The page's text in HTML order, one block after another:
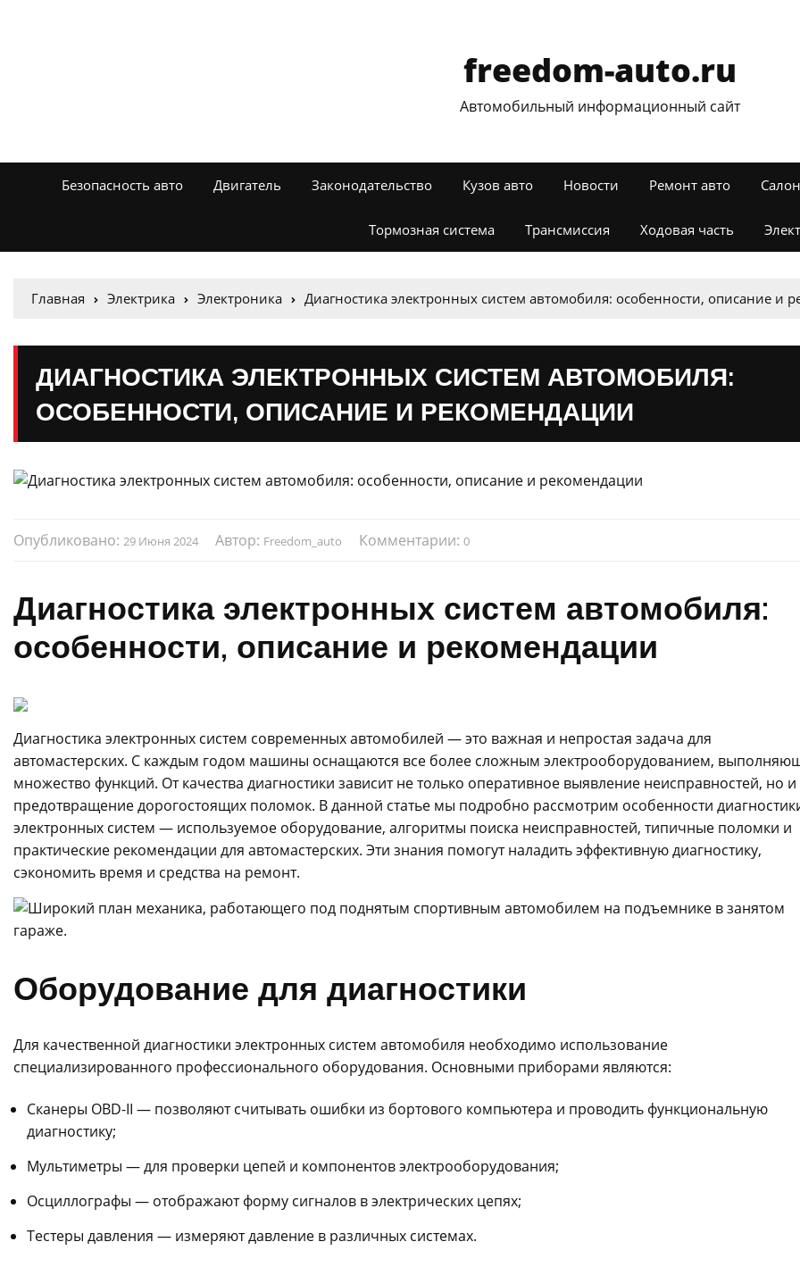
freedom-auto.ru
Автомобильный информационный сайт
Безопасность авто Двигатель Законодательство Кузов авто Новости Ремонт авто
Тормозная система Трансмиссия Ходовая часть
Главная Электрика Электроника Диагностика электронных систем автомобиля: особенности, описание и
ДИАГНОСТИКА ЭЛЕКТРОННЫХ СИСТЕМ АВТОМОБИЛЯ:
ОСОБЕННОСТИ, ОПИСАНИЕ И РЕКОМЕНДАЦИИ
Опубликовано: 29 Июня 2024 Автор: Freedom_auto Комментарии: 0
Диагностика электронных систем автомобиля:
особенности, описание и рекомендации
Диагностика электронных систем современных автомобилей — это важная и непростая задача для
автомастерских. С каждым годом машины оснащаются все более сложным электрооборудованием,
множество функций. От качества диагностики зависит не только оперативное выявление неисправностей, но и
предотвращение дорогостоящих поломок. В данной статье мы подробно рассмотрим особенности
электронных систем — используемое оборудование, алгоритмы поиска неисправностей, типичные поломки и
практические рекомендации для автомастерских. Эти знания помогут наладить эффективную диагностику,
сэкономить время и средства на ремонт.
Оборудование для диагностики
Для качественной диагностики электронных систем автомобиля необходимо использование
специализированного профессионального оборудования. Основными приборами являются:
Сканеры OBD-II — позволяют считывать ошибки из бортового компьютера и проводить функциональную
диагностику;
Мультиметры — для проверки цепей и компонентов электрооборудования;
Осциллографы — отображают форму сигналов в электрических цепях;
Тестеры давления — измеряют давление в различных системах.